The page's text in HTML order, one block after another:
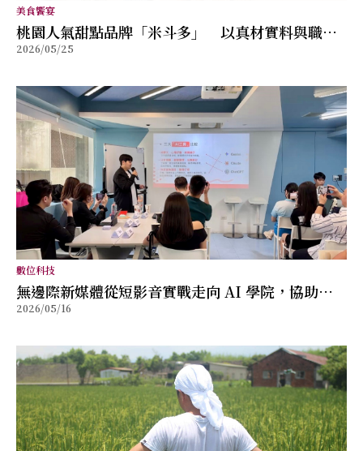
美食饗宴
桃園人氣甜點品牌「米斗多」 以真材實料與職人
精神打造值得分享的幸福味道
2026/05/25
數位科技
無邊際新媒體從短影音實戰走向 AI 學院，協助品
牌與個人重新建立被看見的能力
2026/05/16